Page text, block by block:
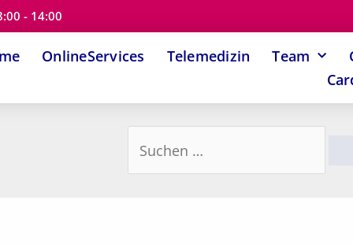
- 14:00
OnlineServices Telemedizin Team
nach: